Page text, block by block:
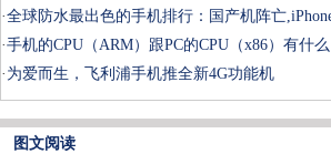
·全球防水最出色的手机排行：国产机阵亡
·手机的CPU（ARM）跟PC的CPU（x86）有什么
· 为爱而生，飞利浦手机推全新4G功能机
图文阅读